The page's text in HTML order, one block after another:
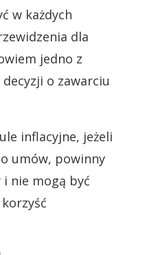
w każdych
dla
jedno z
o zawarciu
inflacyjne, jeżeli
umów, powinny
nie mogą być